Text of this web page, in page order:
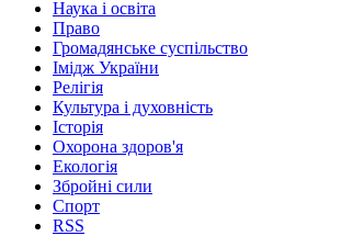
Наука і освіта
Право
Громадянське суспільство
Імідж України
Релігія
Культура і духовність
Історія
Охорона здоров'я
Екологія
Збройні сили
Спорт
RSS